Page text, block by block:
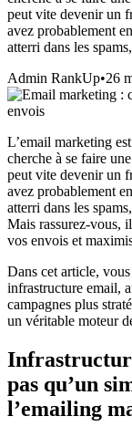
peut vite devenir un
avez probablement
atterri dans les
Admin RankUp•26
L’email marketing
cherche à se faire
peut vite devenir un
avez probablement
atterri dans les
Mais rassurez-vous,
vos envois et
Dans cet article,
infrastructure email,
campagnes plus
un véritable moteur
pas qu’un
l’emailing